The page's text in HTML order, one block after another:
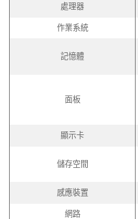
處理器
作業系統
記憶體
面板
顯示卡
儲存空間
感應裝置
網路